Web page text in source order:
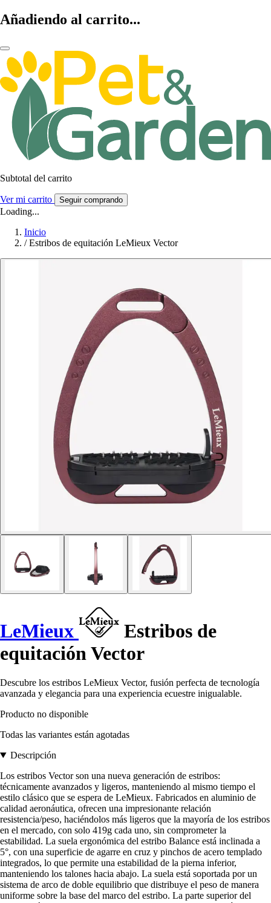
Añadiendo al carrito...
Subtotal del carrito
Ver mi carrito Seguir comprando
Loading...
Inicio
/ Estribos de equitación LeMieux Vector
LeMieux
Estribos de
equitación Vector
Descubre los estribos LeMieux Vector, fusión perfecta de tecnología
avanzada y elegancia para una experiencia ecuestre inigualable.
Producto no disponible
Todas las variantes están agotadas
Descripción
Los estribos Vector son una nueva generación de estribos:
técnicamente avanzados y ligeros, manteniendo al mismo tiempo el
estilo clásico que se espera de LeMieux. Fabricados en aluminio de
calidad aeronáutica, ofrecen una impresionante relación
resistencia/peso, haciéndolos más ligeros que la mayoría de los estribos
en el mercado, con solo 419g cada uno, sin comprometer la
estabilidad. La suela ergonómica del estribo Balance está inclinada a
5°, con una superficie de agarre en cruz y pinchos de acero templado
integrados, lo que permite una estabilidad de la pierna inferior,
manteniendo los talones hacia abajo. La suela está soportada por un
sistema de arco de doble equilibrio que distribuye el peso de manera
uniforme sobre la base del marco del estribo. La parte superior del